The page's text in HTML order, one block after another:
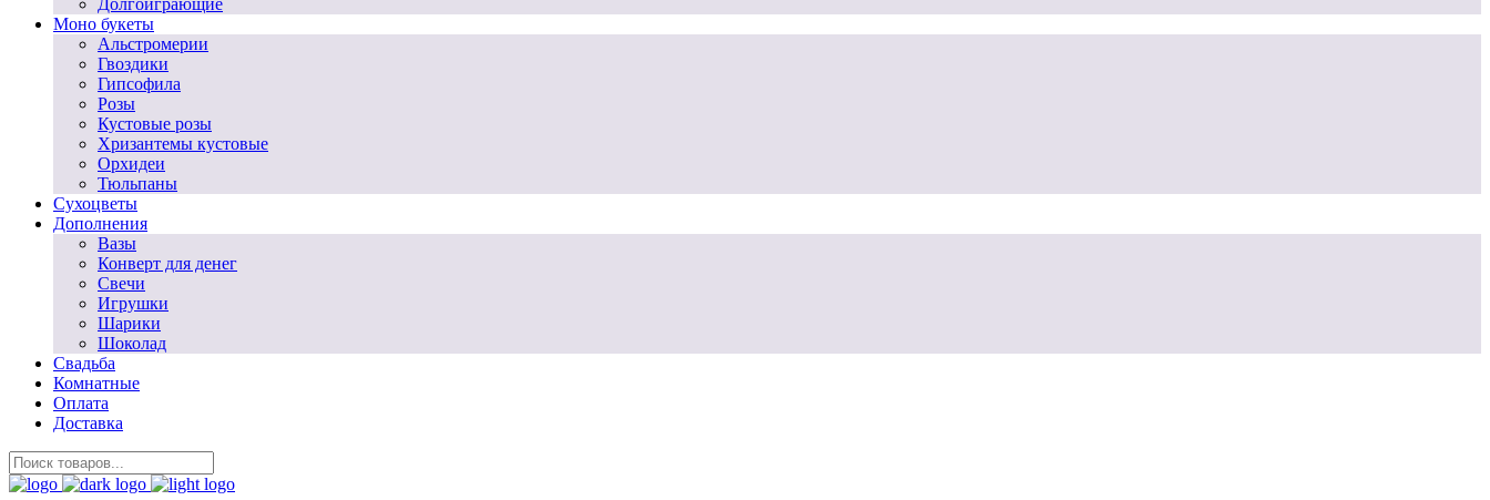
Долгоиграющие
Моно букеты
Альстромерии
Гвоздики
Гипсофила
Розы
Кустовые розы
Хризантемы кустовые
Орхидеи
Тюльпаны
Сухоцветы
Дополнения
Вазы
Конверт для денег
Свечи
Игрушки
Шарики
Шоколад
Свадьба
Комнатные
Оплата
Доставка